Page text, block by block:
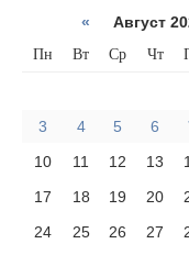
« Август
Пн Вт Ср Чт
3 4 5 6
10 11 12 13
17 18 19 20
24 25 26 27